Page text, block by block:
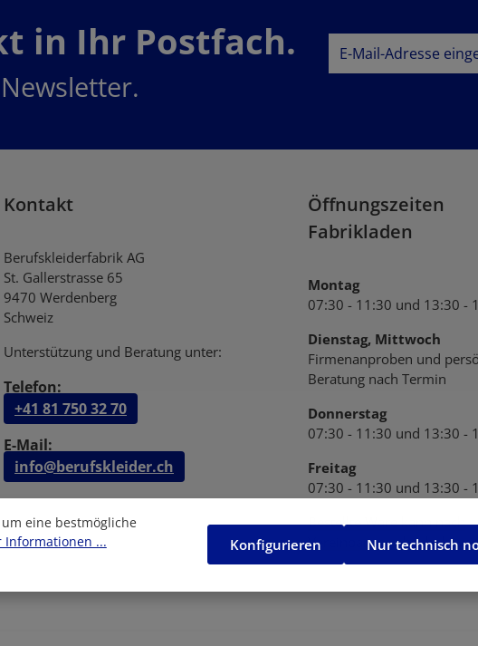
in Ihr Postfach. E-Mail-Adresse*
Kontakt
Berufskleiderfabrik AG
St. Gallerstrasse 65
9470 Werdenberg
Schweiz
Unterstützung und Beratung unter:
Telefon:
+41 81 750 32 70
E-Mail:
info@berufskleider.ch
Öffnungszeiten
Fabrikladen
Montag
07:30 - 11:30 und 13:30 -
Dienstag, Mittwoch
Firmenanproben und
Beratung nach Termin
Donnerstag
07:30 - 11:30 und 13:30 -
Freitag
07:30 - 11:30 und 13:30 -
Bestellte Ware kann nach
Vereinbarung abgeholt
eine bestmögliche
Informationen ...
Nur technisch
Konfigurieren